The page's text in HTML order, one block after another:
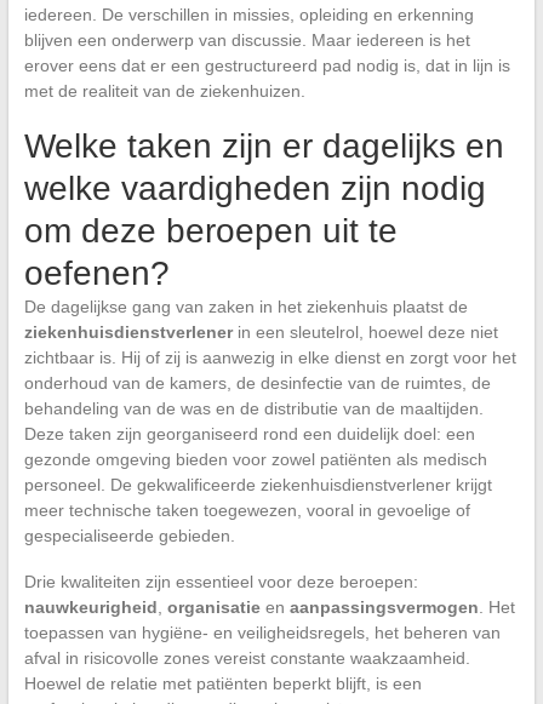
iedereen. De verschillen in missies, opleiding en erkenning
blijven een onderwerp van discussie. Maar iedereen is het
erover eens dat er een gestructureerd pad nodig is, dat in lijn is
met de realiteit van de ziekenhuizen.
Welke taken zijn er dagelijks en
welke vaardigheden zijn nodig
om deze beroepen uit te
oefenen?
De dagelijkse gang van zaken in het ziekenhuis plaatst de
ziekenhuisdienstverlenerin een sleutelrol, hoewel deze niet
zichtbaar is. Hij of zij is aanwezig in elke dienst en zorgt voor het
onderhoud van de kamers, de desinfectie van de ruimtes, de
behandeling van de was en de distributie van de maaltijden.
Deze taken zijn georganiseerd rond een duidelijk doel: een
gezonde omgeving bieden voor zowel patiënten als medisch
personeel. De gekwalificeerde ziekenhuisdienstverlener krijgt
meer technische taken toegewezen, vooral in gevoelige of
gespecialiseerde gebieden.
Drie kwaliteiten zijn essentieel voor deze beroepen:
nauwkeurigheid organisatieen aanpassingsvermogen . Het
toepassen van hygiëne- en veiligheidsregels, het beheren van
afval in risicovolle zones vereist constante waakzaamheid.
Hoewel de relatie met patiënten beperkt blijft, is een